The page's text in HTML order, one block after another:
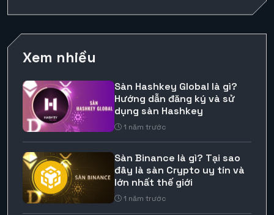
Xem nhiều
Sàn Hashkey Global là gì?
Hướng dẫn đăng ký và sử
dụng sàn Hashkey
1 năm trước
Sàn Binance là gì? Tại sao
đây là sàn Crypto uy tín và
lớn nhất thế giới
1 năm trước